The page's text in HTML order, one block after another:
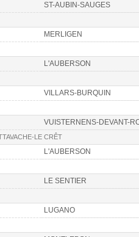
ST-AUBIN-SAUGES
MERLIGEN
L'AUBERSON
VILLARS-BURQUIN
VUISTERNENS-DEVANT-
LE CRÊT
L'AUBERSON
LE SENTIER
LUGANO